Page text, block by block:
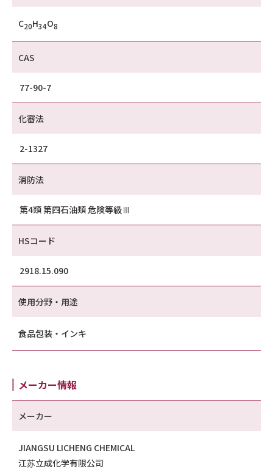
C20H34O8
CAS
77-90-7
化審法
2-1327
消防法
第4類 第四石油類 危険等級Ⅲ
HSコード
2918.15.090
使用分野・用途
食品包装・インキ
メーカー情報
メーカー
JIANGSU LICHENG CHEMICAL
江苏立成化学有限公司